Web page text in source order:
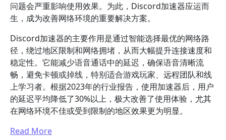
问题会严重影响使用效果。为此，Discord加速器应运而
生，成为改善网络环境的重要解决方案。
Discord加速器的主要作用是通过智能选择最优的网络路
径，绕过地区限制和网络拥堵，从而大幅提升连接速度和
稳定性。它能减少语音通话中的延迟，确保语音清晰流
畅，避免卡顿或掉线，特别适合游戏玩家、远程团队和线
上学习者。根据2023年的行业报告，使用加速器后，用户
的延迟平均降低了30%以上，极大改善了使用体验，尤其
在网络环境不佳或受到限制的地区效果更为明显。
Read More